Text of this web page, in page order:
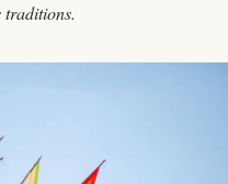
traditions.